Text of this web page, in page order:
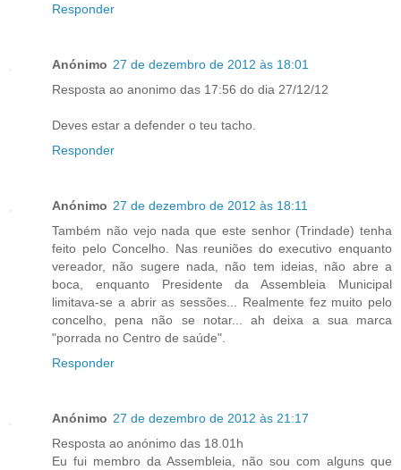
Responder
Anónimo 27 de dezembro de 2012 às 18:01
Resposta ao anonimo das 17:56 do dia 27/12/12
Deves estar a defender o teu tacho.
Responder
Anónimo 27 de dezembro de 2012 às 18:11
Também não vejo nada que este senhor (Trindade) tenha
feito pelo Concelho. Nas reuniões do executivo enquanto
vereador, não sugere nada, não tem ideias, não abre a
boca, enquanto Presidente da Assembleia Municipal
limitava-se a abrir as sessões... Realmente fez muito pelo
concelho, pena não se notar... ah deixa a sua marca
"porrada no Centro de saúde".
Responder
Anónimo 27 de dezembro de 2012 às 21:17
Resposta ao anónimo das 18.01h
Eu fui membro da Assembleia, não sou com alguns que